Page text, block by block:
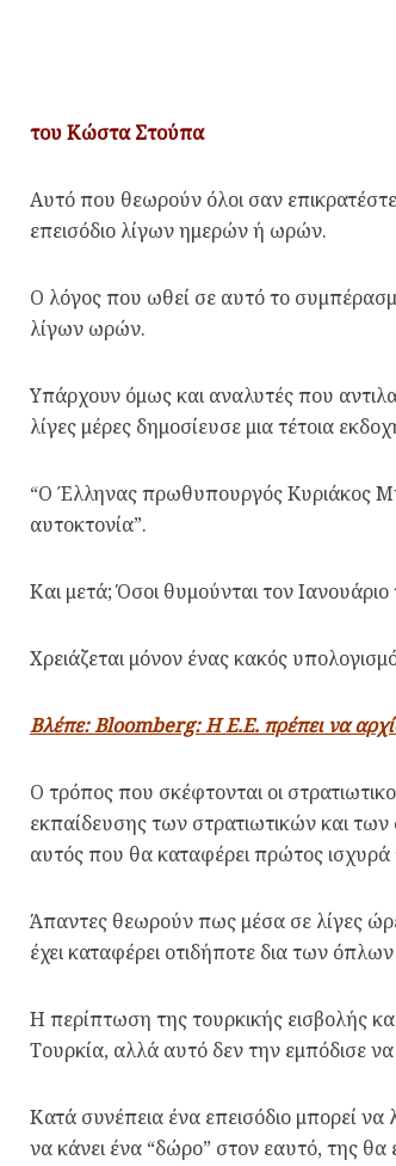
του Κώστα Στούπα
Αυτό που θεωρούν όλοι σαν
επεισόδιο λίγων ημερών ή ωρών.
Ο λόγος που ωθεί σε αυτό το
λίγων ωρών.
Υπάρχουν όμως και αναλυτές που
λίγες μέρες δημοσίευσε μια τέτοια
“Ο Έλληνας πρωθυπουργός Κυριάκος
αυτοκτονία”.
Και μετά; Όσοι θυμούνται τον
Χρειάζεται μόνον ένας κακός
Βλέπε: Bloomberg: Η Ε.Ε. πρέπει να
Ο τρόπος που σκέφτονται οι
εκπαίδευσης των στρατιωτικών και
αυτός που θα καταφέρει πρώτος
Άπαντες θεωρούν πως μέσα σε λίγες
έχει καταφέρει οτιδήποτε δια των
Η περίπτωση της τουρκικής εισβολής
Τουρκία, αλλά αυτό δεν την εμπόδισε να
Κατά συνέπεια ένα επεισόδιο μπορεί
να κάνει ένα “δώρο” στον εαυτό, της